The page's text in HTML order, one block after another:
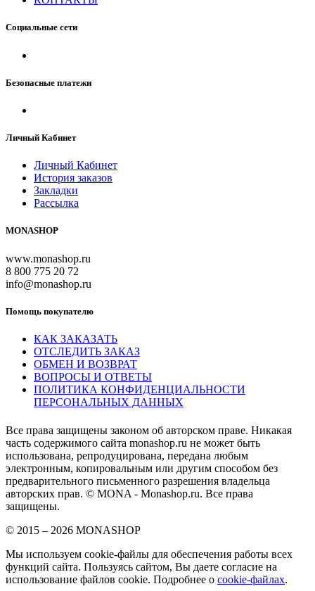
Социальные сети
Безопасные платежи
Личный Кабинет
Личный Кабинет
История заказов
Закладки
Рассылка
MONASHOP
www.monashop.ru
8 800 775 20 72
info@monashop.ru
Помощь покупателю
КАК ЗАКАЗАТЬ
ОТСЛЕДИТЬ ЗАКАЗ
ОБМЕН И ВОЗВРАТ
ВОПРОСЫ И ОТВЕТЫ
ПОЛИТИКА КОНФИДЕНЦИАЛЬНОСТИ
ПЕРСОНАЛЬНЫХ ДАННЫХ
Все права защищены законом об авторском праве. Никакая
часть содержимого сайта monashop.ru не может быть
использована, репродуцирована, передана любым
электронным, копировальным или другим способом без
предварительного письменного разрешения владельца
авторских прав. © MONA - Monashop.ru. Все права
защищены.
© 2015 – 2026 MONASHOP
Мы используем cookie-файлы для обеспечения работы всех
функций сайта. Пользуясь сайтом, Вы даете согласие на
использование файлов cookie. Подробнее о cookie-файлах.